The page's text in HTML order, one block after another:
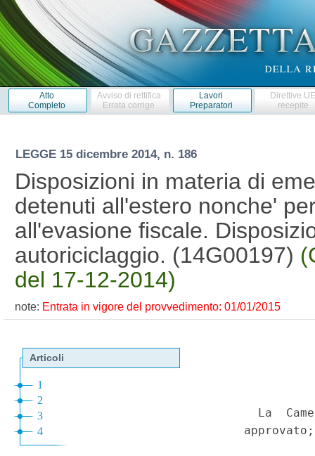
Atto
Completo
Avviso di rettifica
Errata corrige
Lavori
Preparatori
Direttive
recepite
LEGGE 15 dicembre 2014, n. 186
Disposizioni in materia di
detenuti all'estero nonche'
all'evasione fiscale.
autoriciclaggio. (14G00197)
del 17-12-2014)
note: Entrata in vigore del provvedimento: 01/01/2015